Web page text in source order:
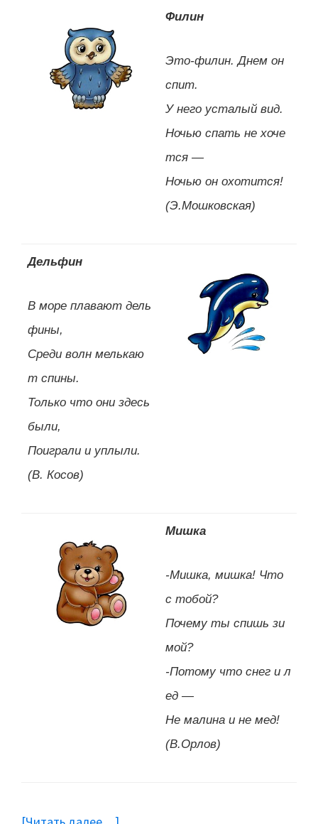
Филин
Это-филин. Днем он
спит.
У него усталый вид.
Ночью спать не хоче
тся —
Ночью он охотится!
(Э.Мошковская)
Дельфин
В море плавают дель
фины,
Среди волн мелькаю
т спины.
Только что они здесь
были,
Поиграли и уплыли.
(В. Косов)
Мишка
-Мишка, мишка! Что
с тобой?
Почему ты спишь зи
мой?
-Потому что снег и л
ед —
Не малина и не мед!
(В.Орлов)